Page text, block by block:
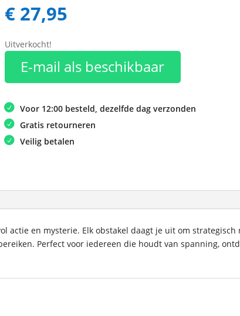
€27,95
Uitverkocht!
E-mail als beschikbaar
Voor 12:00 besteld, dezelfde dag verzonden
Gratis retourneren
Veilig betalen
actie en mysterie. Elk obstakel daagt je uit om
Perfect voor iedereen die houdt van spanning,